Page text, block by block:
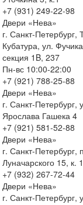
+7 (931) 249-22-98
Двери «Нева»
г. Санкт-Петербург,
Кубатура, ул.
секция 1B, 237
Пн-вс 10:00-22:00
+7 (921) 788-25-88
Двери «Нева»
г. Санкт-Петербург,
Ярослава Гашека 4
+7 (921) 581-52-88
Двери «Нева»
г. Санкт-Петербург,
Луначарского 15, к. 1
+7 (932) 267-72-44
Двери «Нева»
г. Санкт-Петербург,